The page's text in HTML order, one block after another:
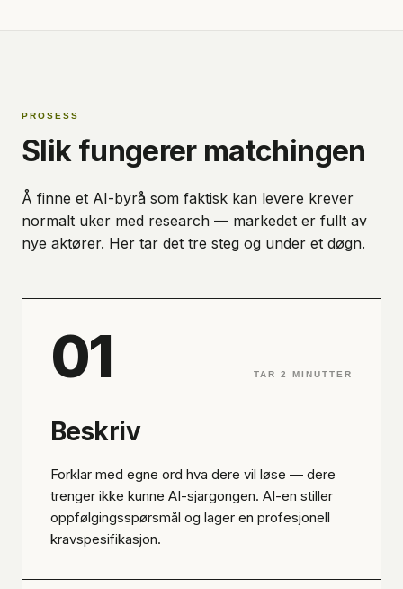
PROSESS
Slik fungerer matchingen
Å finne et AI-byrå som faktisk kan levere krever
normalt uker med research — markedet er fullt av
nye aktører. Her tar det tre steg og under et døgn.
01 TAR 2 MINUTTER
Beskriv
Forklar med egne ord hva dere vil løse — dere
trenger ikke kunne AI-sjargongen. AI-en stiller
oppfølgingsspørsmål og lager en profesjonell
kravspesifikasjon.